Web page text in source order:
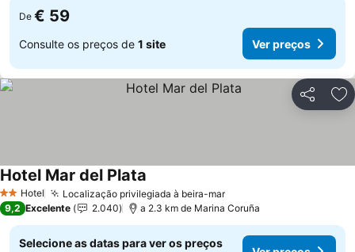
De € 59
Consulte os preços de 1 site Ver preços
Partilhar
2 Estrelas
Hotel Localização privilegiada à beira-mar
Hotel Mar del Plata
9,2 Excelente 2.040 a 2.3 km de Marina Coruña
Selecione as datas para ver os preços